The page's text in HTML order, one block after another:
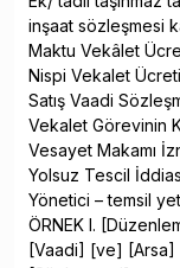
inşaat sözleşmesi
Maktu Vekâlet
Nispi Vekalet
Satış Vaadi
Vekalet Görevinin
Vesayet Makamı
Yolsuz Tescil
Yönetici – temsil
ÖRNEK I.
[Vaadi] [ve] [Arsa]